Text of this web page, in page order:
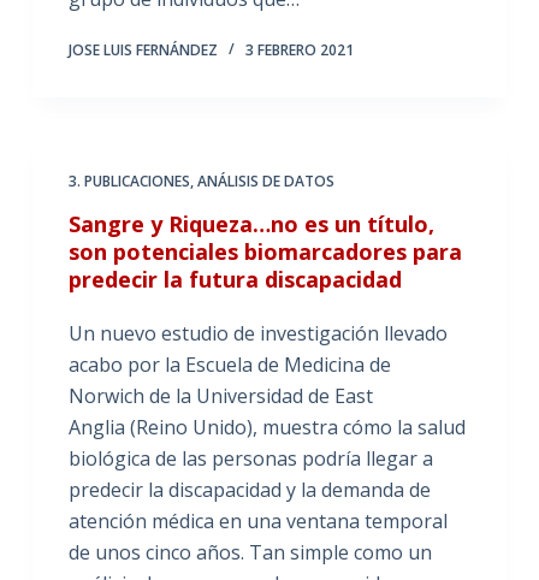
JOSE LUIS FERNÁNDEZ 3 FEBRERO 2021
3. PUBLICACIONES,ANÁLISIS DE DATOS
Sangre y Riqueza…no es un título,
son potenciales biomarcadores para
predecir la futura discapacidad
Un nuevo estudio de investigación llevado
acabo por la Escuela de Medicina de
Norwich de la Universidad de East
Anglia (Reino Unido), muestra cómo la salud
biológica de las personas podría llegar a
predecir la discapacidad y la demanda de
atención médica en una ventana temporal
de unos cinco años. Tan simple como un